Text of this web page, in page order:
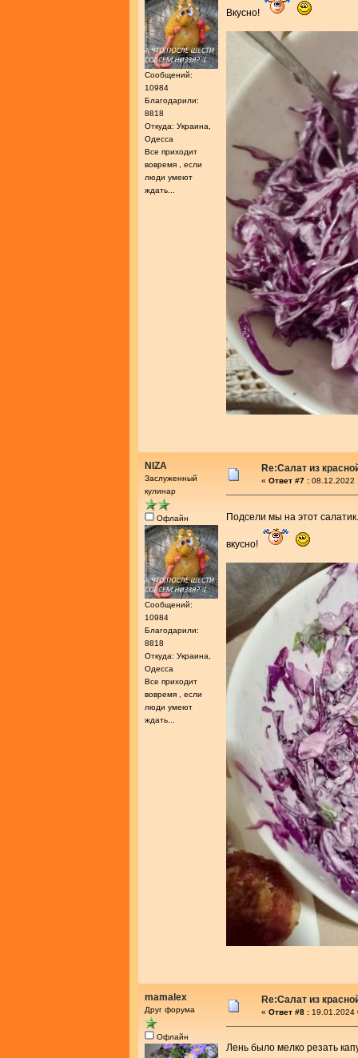
Сообщений:
10984
Благодарили:
8818
Откуда: Украина,
Одесса
Все приходит
вовремя , если
люди умеют
ждать...
Вкусно!
NIZA
Заслуженный
кулинар
Офлайн
Сообщений:
10984
Благодарили:
8818
Откуда: Украина,
Одесса
Все приходит
вовремя , если
люди умеют
ждать...
Re:Салат из
« Ответ #7 : 08.12.2022
Подсели мы на этот
вкусно!
mamalex
Друг форума
Офлайн
Re:Салат из
« Ответ #8 : 19.01.2024
Лень было мелко резать